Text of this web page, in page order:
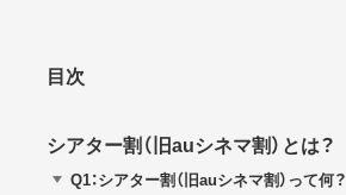
目次
シアター割（旧auシネマ割）とは？
Q1：シアター割（旧auシネマ割）って何？